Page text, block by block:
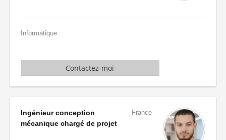
Informatique
Contactez-moi
Ingénieur conception
mécanique chargé de projet
France